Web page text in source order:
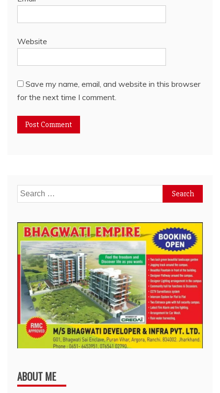
Website
Save my name, email, and website in this browser
for the next time I comment.
Search
for:
ABOUT ME